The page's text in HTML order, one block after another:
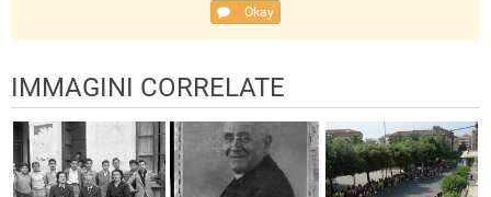
Okay
IMMAGINI CORRELATE